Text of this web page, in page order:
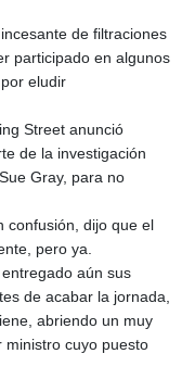
de filtraciones
participado en algunos
eludir
Street anunció
de la investigación
Gray, para no
confusión, dijo que el
pero ya.
aún sus
de acabar la jornada,
abriendo un muy
cuyo puesto